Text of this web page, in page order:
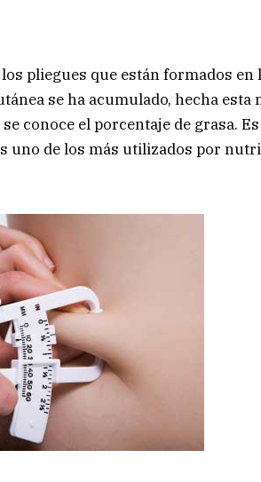
pliegues que están formados en
se ha acumulado, hecha esta
conoce el porcentaje de grasa.
uno de los más utilizados por